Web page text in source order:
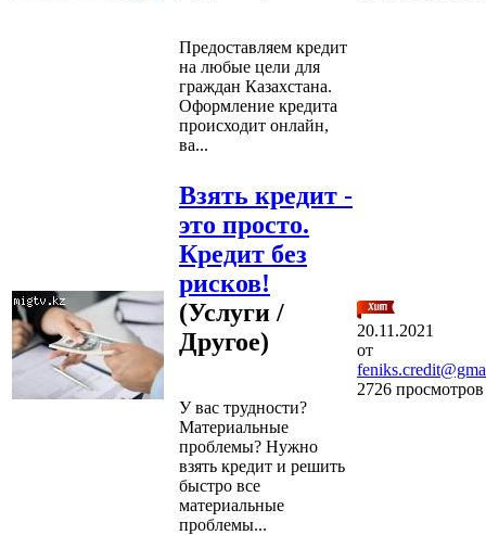
Предоставляем кредит
на любые цели для
граждан Казахстана.
Оформление кредита
происходит онлайн,
ва...
Взять кредит -
это просто.
Кредит без
рисков!
(Услуги /
Другое)
У вас трудности?
Материальные
проблемы? Нужно
взять кредит и решить
быстро все
материальные
проблемы...
20.11.2021
от
2726 просмотров